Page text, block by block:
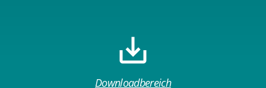
Downloadbereich